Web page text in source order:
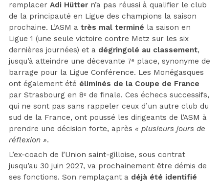
remplacer Adi Hütter n’a pas réussi à qualifier le club
de la principauté en Ligue des champions la saison
prochaine. L’ASM a très mal terminé la saison en
Ligue 1 (une seule victoire contre Metz sur les six
dernières journées) et a dégringolé au classement,
jusqu’à atteindre une décevante 7ᵉ place, synonyme de
barrage pour la Ligue Conférence. Les Monégasques
ont également été éliminés de la Coupe de France
par Strasbourg en 8ᵉ de finale. Ces échecs successifs,
qui ne sont pas sans rappeler ceux d’un autre club du
sud de la France, ont poussé les dirigeants de l’ASM à
prendre une décision forte, après « plusieurs jours de
réflexion ».
L’ex-coach de l’Union saint-gilloise, sous contrat
jusqu’au 30 juin 2027, va prochainement être démis de
ses fonctions. Son remplaçant a déjà été identifié